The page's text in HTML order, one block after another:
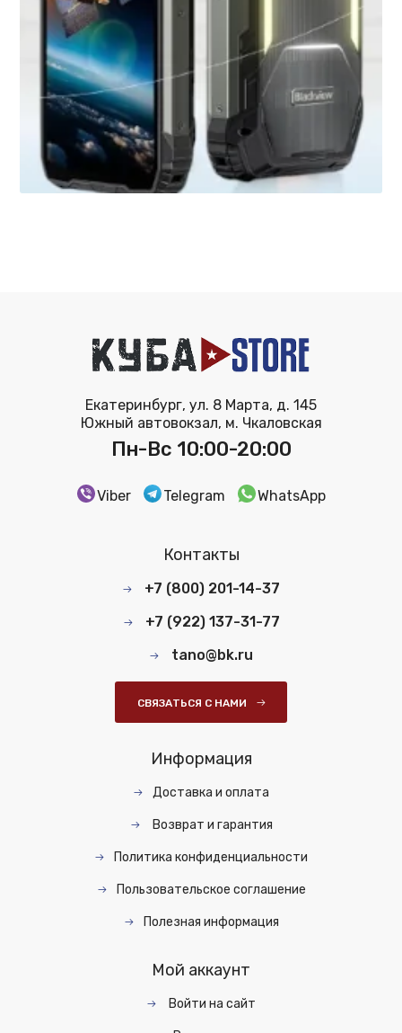
Екатеринбург, ул. 8 Марта, д. 145
Южный автовокзал, м. Чкаловская
Пн-Вс 10:00-20:00
Viber Telegram WhatsApp
Контакты
+7 (800) 201-14-37
+7 (922) 137-31-77
tano@bk.ru
СВЯЗАТЬСЯ С НАМИ
Информация
Доставка и оплата
Возврат и гарантия
Политика конфиденциальности
Пользовательское соглашение
Полезная информация
Мой аккаунт
Войти на сайт